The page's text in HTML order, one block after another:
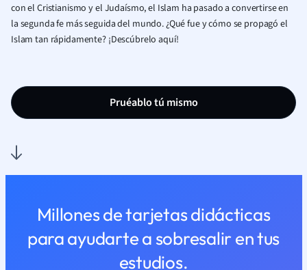
con el Cristianismo y el Judaísmo, el Islam ha pasado a convertirse en
la segunda fe más seguida del mundo. ¿Qué fue y cómo se propagó el
Islam tan rápidamente? ¡Descúbrelo aquí!
Pruéablo tú mismo
Millones de tarjetas didácticas
para ayudarte a sobresalir en tus
estudios.